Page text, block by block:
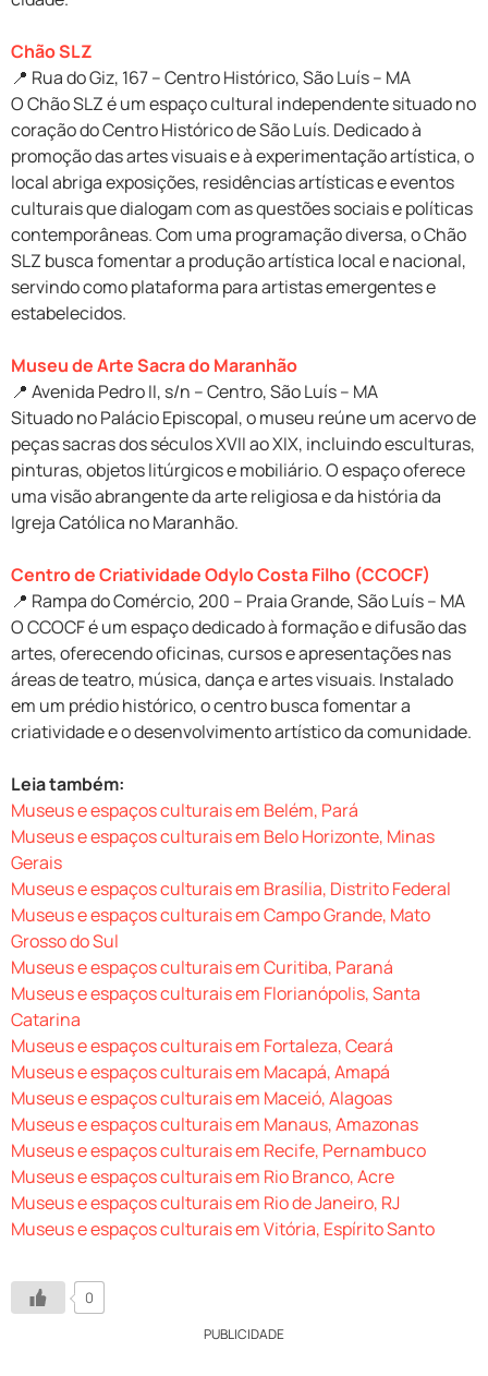
Chão SLZ
📍 Rua do Giz, 167 – Centro Histórico, São Luís – MA
O Chão SLZ é um espaço cultural independente situado no
coração do Centro Histórico de São Luís. Dedicado à
promoção das artes visuais e à experimentação artística, o
local abriga exposições, residências artísticas e eventos
culturais que dialogam com as questões sociais e políticas
contemporâneas. Com uma programação diversa, o Chão
SLZ busca fomentar a produção artística local e nacional,
servindo como plataforma para artistas emergentes e
estabelecidos.
Museu de Arte Sacra do Maranhão
📍 Avenida Pedro II, s/n – Centro, São Luís – MA
Situado no Palácio Episcopal, o museu reúne um acervo de
peças sacras dos séculos XVII ao XIX, incluindo esculturas,
pinturas, objetos litúrgicos e mobiliário. O espaço oferece
uma visão abrangente da arte religiosa e da história da
Igreja Católica no Maranhão.
Centro de Criatividade Odylo Costa Filho (CCOCF)
📍 Rampa do Comércio, 200 – Praia Grande, São Luís – MA
O CCOCF é um espaço dedicado à formação e difusão das
artes, oferecendo oficinas, cursos e apresentações nas
áreas de teatro, música, dança e artes visuais. Instalado
em um prédio histórico, o centro busca fomentar a
criatividade e o desenvolvimento artístico da comunidade.
Leia também:
Museus e espaços culturais em Belém, Pará
Museus e espaços culturais em Belo Horizonte, Minas
Gerais
Museus e espaços culturais em Brasília, Distrito Federal
Museus e espaços culturais em Campo Grande, Mato
Grosso do Sul
Museus e espaços culturais em Curitiba, Paraná
Museus e espaços culturais em Florianópolis, Santa
Catarina
Museus e espaços culturais em Fortaleza, Ceará
Museus e espaços culturais em Macapá, Amapá
Museus e espaços culturais em Maceió, Alagoas
Museus e espaços culturais em Manaus, Amazonas
Museus e espaços culturais em Recife, Pernambuco
Museus e espaços culturais em Rio Branco, Acre
Museus e espaços culturais em Rio de Janeiro, RJ
Museus e espaços culturais em Vitória, Espírito Santo
0
PUBLICIDADE